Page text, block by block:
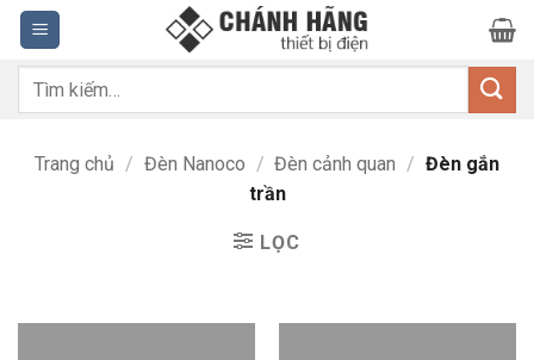
Bỏ
qua
nội
dung
Tìm
Trang chủ / Đèn Nanoco / Đèn cảnh quan / Đèn gắn
trần
LỌC